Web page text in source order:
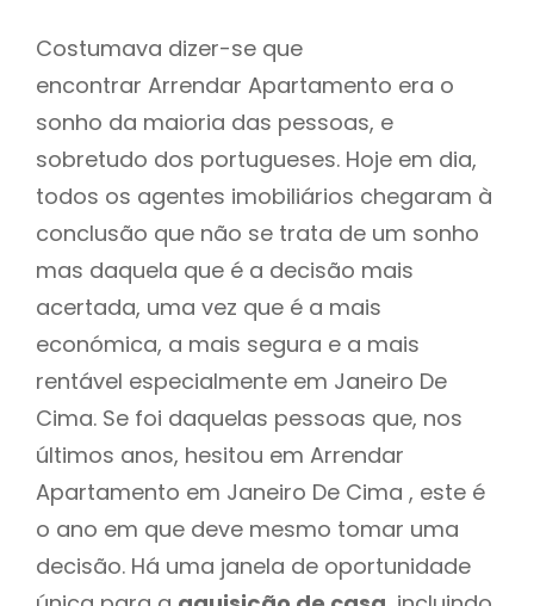
Costumava dizer-se que
encontrar Arrendar Apartamento era o
sonho da maioria das pessoas, e
sobretudo dos portugueses. Hoje em dia,
todos os agentes imobiliários chegaram à
conclusão que não se trata de um sonho
mas daquela que é a decisão mais
acertada, uma vez que é a mais
económica, a mais segura e a mais
rentável especialmente em Janeiro De
Cima. Se foi daquelas pessoas que, nos
últimos anos, hesitou em Arrendar
Apartamento em Janeiro De Cima , este é
o ano em que deve mesmo tomar uma
decisão. Há uma janela de oportunidade